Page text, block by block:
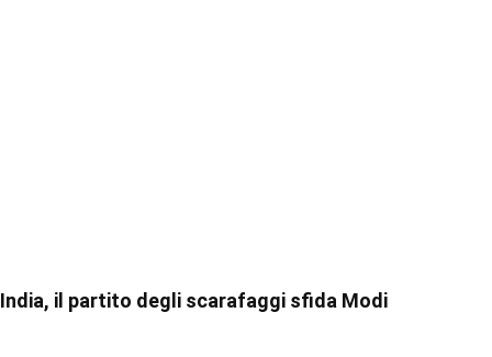
India, il partito degli scarafaggi sfida Modi